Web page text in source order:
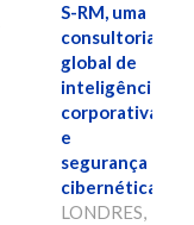
S-RM, uma
consultoria
global de
inteligência
corporativa
e
segurança
cibernética
LONDRES,